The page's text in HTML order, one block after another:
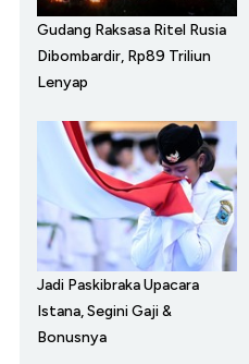
Gudang Raksasa Ritel Rusia
Dibombardir, Rp89 Triliun
Lenyap
Jadi Paskibraka Upacara
Istana, Segini Gaji &
Bonusnya